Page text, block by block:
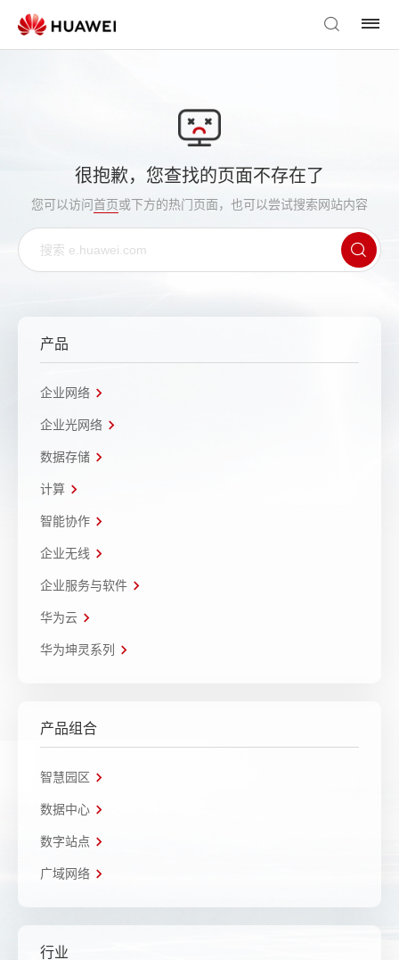
很抱歉，您查找的页面不存在了
您可以访问首页或下方的热门页面，也可以尝试搜索网站内容
产品
企业网络
企业光网络
数据存储
计算
智能协作
企业无线
企业服务与软件
华为云
华为坤灵系列
产品组合
智慧园区
数据中心
数字站点
广域网络
行业